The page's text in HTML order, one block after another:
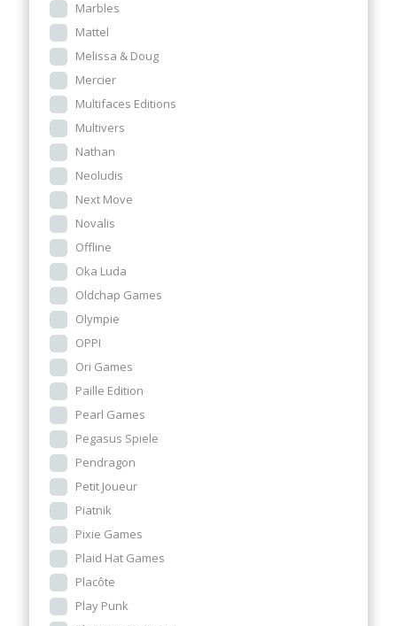
Marbles
Mattel
Melissa & Doug
Mercier
Multifaces Editions
Multivers
Nathan
Neoludis
Next Move
Novalis
Offline
Oka Luda
Oldchap Games
Olympie
OPPI
Ori Games
Paille Edition
Pearl Games
Pegasus Spiele
Pendragon
Petit Joueur
Piatnik
Pixie Games
Plaid Hat Games
Placôte
Play Punk